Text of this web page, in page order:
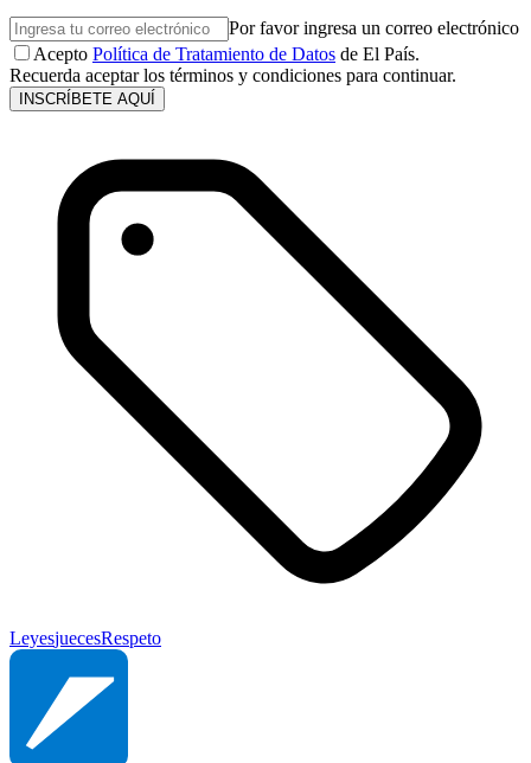
Por favor ingresa un correo electrónico
Acepto Política de Tratamiento de Datos de El País.
Recuerda aceptar los términos y condiciones para continuar.
INSCRÍBETE AQUÍ
LeyesjuecesRespeto